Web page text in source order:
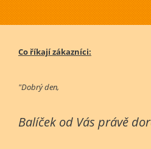
Co říkají zákazníci:
"Dobrý den,
Balíček od Vás právě